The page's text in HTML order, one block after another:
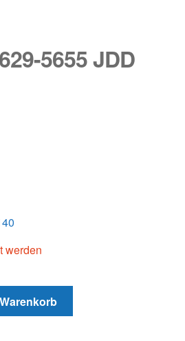
5655 JDD
werden